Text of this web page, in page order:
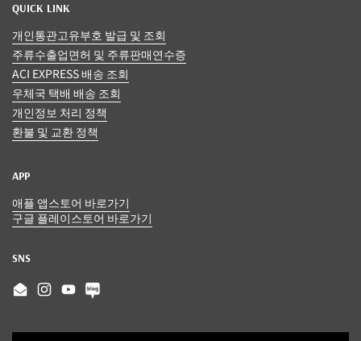
QUICK LINK
개인통관고유부호 발급 및 조회
주류수출업면허 및 주류판매연수증
ACI EXPRESS 배송 조회
우체국 택배 배송 조회
개인정보 처리 정책
환불 및 교환 정책
APP
애플 앱스토어 바로가기
구글 플레이스토어 바로가기
SNS
EmailInstagram
YouTube